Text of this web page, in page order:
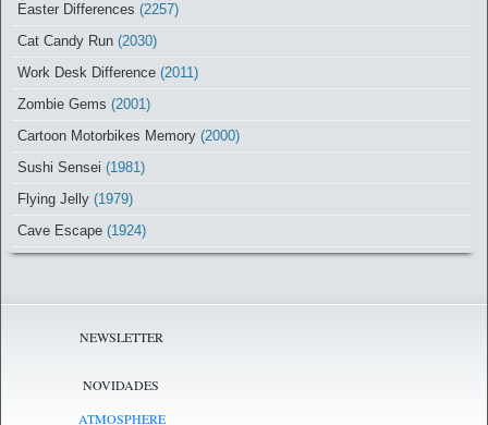
Easter Differences (2257)
Cat Candy Run (2030)
Work Desk Difference (2011)
Zombie Gems (2001)
Cartoon Motorbikes Memory (2000)
Sushi Sensei (1981)
Flying Jelly (1979)
Cave Escape (1924)
NEWSLETTER
NOVIDADES
ATMOSPHERE